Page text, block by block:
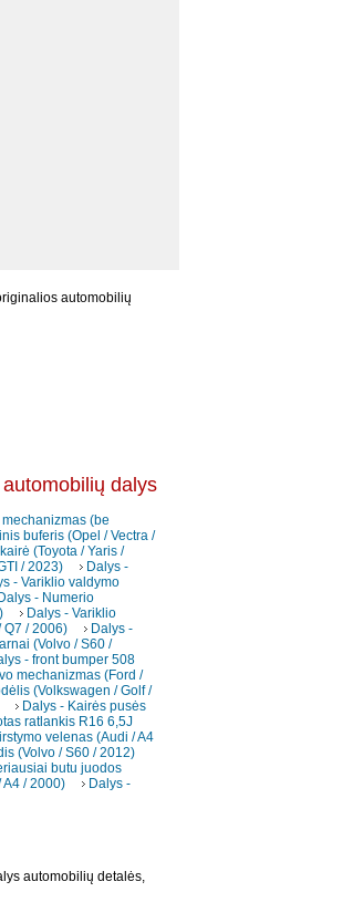
automobilių
dalys
(be
buferis (Opel / Vectra /
(Toyota / Yaris /
/ 2023)
Dalys -
- Variklio valdymo
Dalys - Numerio
Dalys - Variklio
Q7 / 2006)
Dalys -
(Volvo / S60 /
- front bumper 508
mechanizmas (Ford /
(Volkswagen / Golf /
Dalys - Kairės pusės
ratlankis R16 6,5J
velenas (Audi / A4
(Volvo / S60 / 2012)
butu juodos
A4 / 2000)
Dalys -
automobilių detalės,